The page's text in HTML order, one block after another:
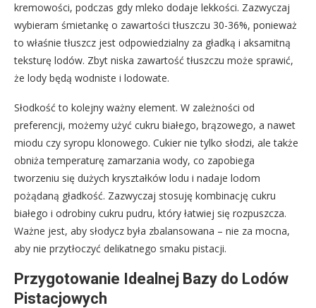
kremowości, podczas gdy mleko dodaje lekkości. Zazwyczaj
wybieram śmietankę o zawartości tłuszczu 30-36%, ponieważ
to właśnie tłuszcz jest odpowiedzialny za gładką i aksamitną
teksturę lodów. Zbyt niska zawartość tłuszczu może sprawić,
że lody będą wodniste i lodowate.
Słodkość to kolejny ważny element. W zależności od
preferencji, możemy użyć cukru białego, brązowego, a nawet
miodu czy syropu klonowego. Cukier nie tylko słodzi, ale także
obniża temperaturę zamarzania wody, co zapobiega
tworzeniu się dużych kryształków lodu i nadaje lodom
pożądaną gładkość. Zazwyczaj stosuję kombinację cukru
białego i odrobiny cukru pudru, który łatwiej się rozpuszcza.
Ważne jest, aby słodycz była zbalansowana – nie za mocna,
aby nie przytłoczyć delikatnego smaku pistacji.
Przygotowanie Idealnej Bazy do Lodów
Pistacjowych